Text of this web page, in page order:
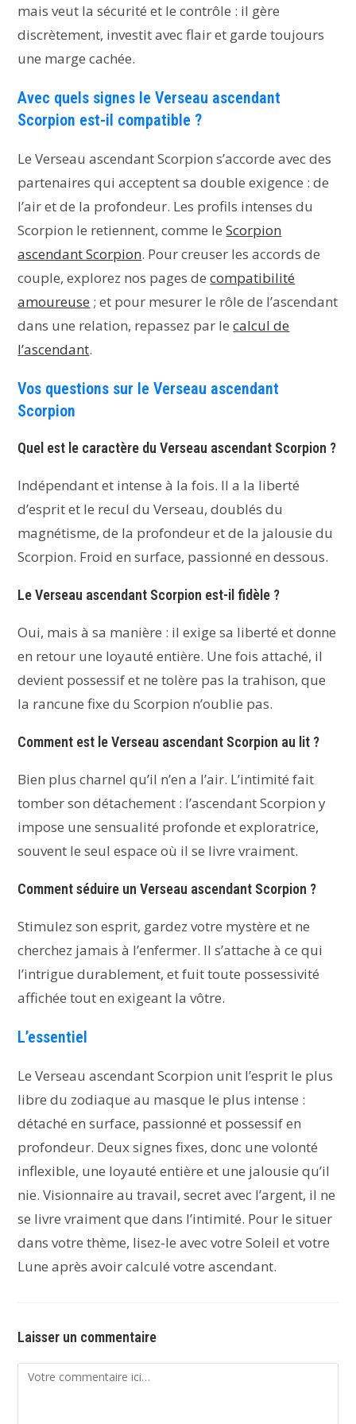
mais veut la sécurité et le contrôle : il gère
discrètement, investit avec flair et garde toujours
une marge cachée.
Avec quels signes le Verseau ascendant
Scorpion est-il compatible ?
Le Verseau ascendant Scorpion s’accorde avec des
partenaires qui acceptent sa double exigence : de
l’air et de la profondeur. Les profils intenses du
Scorpion le retiennent, comme leScorpion
ascendant Scorpion. Pour creuser les accords de
couple, explorez nos pages decompatibilité
amoureuse ; et pour mesurer le rôle de l’ascendant
dans une relation, repassez par lecalcul de
l’ascendant.
Vos questions sur le Verseau ascendant
Scorpion
Quel est le caractère du Verseau ascendant Scorpion ?
Indépendant et intense à la fois. Il a la liberté
d’esprit et le recul du Verseau, doublés du
magnétisme, de la profondeur et de la jalousie du
Scorpion. Froid en surface, passionné en dessous.
Le Verseau ascendant Scorpion est-il fidèle ?
Oui, mais à sa manière : il exige sa liberté et donne
en retour une loyauté entière. Une fois attaché, il
devient possessif et ne tolère pas la trahison, que
la rancune fixe du Scorpion n’oublie pas.
Comment est le Verseau ascendant Scorpion au lit ?
Bien plus charnel qu’il n’en a l’air. L’intimité fait
tomber son détachement : l’ascendant Scorpion y
impose une sensualité profonde et exploratrice,
souvent le seul espace où il se livre vraiment.
Comment séduire un Verseau ascendant Scorpion ?
Stimulez son esprit, gardez votre mystère et ne
cherchez jamais à l’enfermer. Il s’attache à ce qui
l’intrigue durablement, et fuit toute possessivité
affichée tout en exigeant la vôtre.
L’essentiel
Le Verseau ascendant Scorpion unit l’esprit le plus
libre du zodiaque au masque le plus intense :
détaché en surface, passionné et possessif en
profondeur. Deux signes fixes, donc une volonté
inflexible, une loyauté entière et une jalousie qu’il
nie. Visionnaire au travail, secret avec l’argent, il ne
se livre vraiment que dans l’intimité. Pour le situer
dans votre thème, lisez-le avec votre Soleil et votre
Lune après avoir calculé votre ascendant.
Laisser un commentaire
Comment